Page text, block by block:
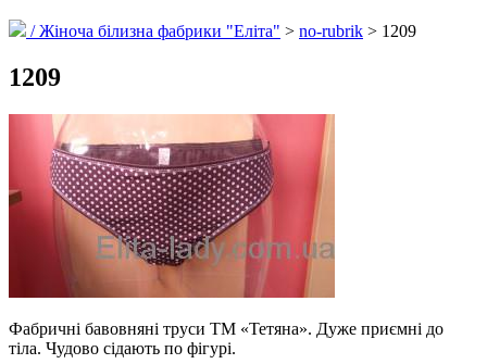
/Жіноча білизна фабрики "Еліта" > no-rubrik > 1209
1209
Фабричні бавовняні труси ТМ «Тетяна». Дуже приємні до
тіла. Чудово сідають по фігурі.